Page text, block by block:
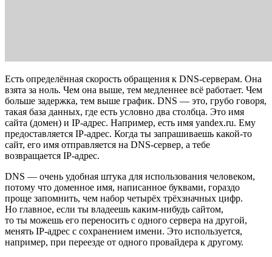
Есть определённая скорость обращения к DNS-серверам. Она
взята за ноль. Чем она выше, тем медленнее всё работает. Чем
больше задержка, тем выше график. DNS — это, грубо говоря,
такая база данных, где есть условно два столбца. Это имя
сайта (домен) и IP-адрес. Например, есть имя yandex.ru. Ему
предоставляется IP-адрес. Когда ты запрашиваешь какой-то
сайт, его имя отправляется на DNS-сервер, а тебе
возвращается IP-адрес.
DNS — очень удобная штука для использования человеком,
потому что доменное имя, написанное буквами, гораздо
проще запомнить, чем набор четырёх трёхзначных цифр.
Но главное, если ты владеешь каким-нибудь сайтом,
то ты можешь его переносить с одного сервера на другой,
менять IP-адрес с сохранением имени. Это используется,
например, при переезде от одного провайдера к другому.